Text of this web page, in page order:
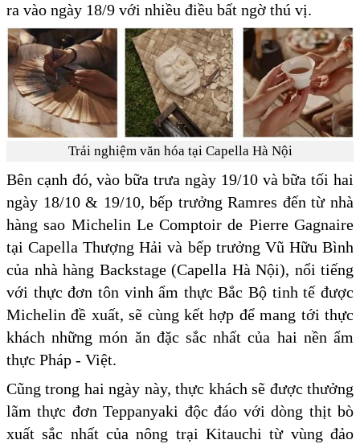
ra vào ngày 18/9 với nhiều điều bất ngờ thú vị.
Trải nghiệm văn hóa tại Capella Hà Nội
Bên cạnh đó, vào bữa trưa ngày 19/10 và bữa tối hai
ngày 18/10 & 19/10, bếp trưởng Ramres đến từ nhà
hàng sao Michelin Le Comptoir de Pierre Gagnaire
tại Capella Thượng Hải và bếp trưởng Vũ Hữu Bình
của nhà hàng Backstage (Capella Hà Nội), nổi tiếng
với thực đơn tôn vinh ẩm thực Bắc Bộ tinh tế được
Michelin đề xuất, sẽ cùng kết hợp để mang tới thực
khách những món ăn đặc sắc nhất của hai nền ẩm
thực Pháp - Việt.
Cũng trong hai ngày này, thực khách sẽ được thưởng
lãm thực đơn Teppanyaki độc đáo với dòng thịt bò
xuất sắc nhất của nông trại Kitauchi từ vùng đảo